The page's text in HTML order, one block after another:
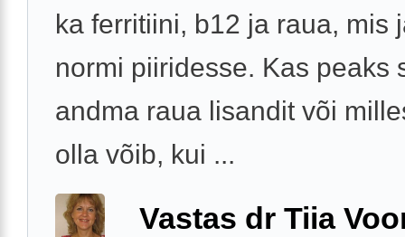
ka ferritiini, b12 ja raua, mis
normi piiridesse. Kas peaks
andma raua lisandit või
olla võib, kui ...
Vastas dr Tiia